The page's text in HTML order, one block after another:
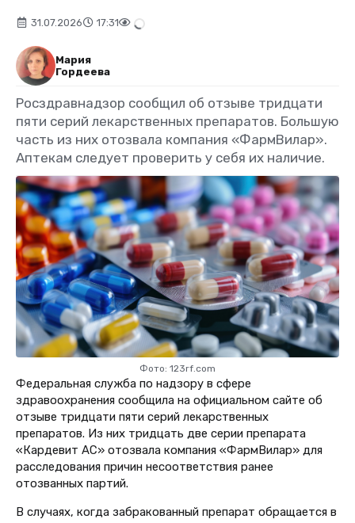
31.07.2026 17:31
Мария
Гордеева
Росздравнадзор сообщил об отзыве тридцати
пяти серий лекарственных препаратов. Большую
часть из них отозвала компания «ФармВилар».
Аптекам следует проверить у себя их наличие.
Фото: 123rf.com
Федеральная служба по надзору в сфере
здравоохранения сообщила на официальном сайте об
отзыве тридцати пяти серий лекарственных
препаратов. Из них тридцать две серии препарата
«Кардевит АС» отозвала компания «ФармВилар» для
расследования причин несоответствия ранее
отозванных партий.
В случаях, когда забракованный препарат обращается в